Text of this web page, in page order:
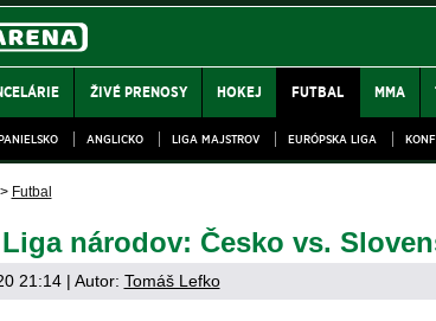
ŽIVÉ PRENOSY HOKEJ FUTBAL MMA
ANGLICKO LIGA MAJSTROV EURÓPSKA LIGA
> Futbal
Liga národov: Česko vs.
21:14| Autor: Tomáš Lefko